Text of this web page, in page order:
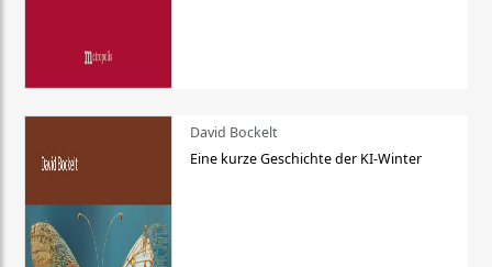
David Bockelt
Eine kurze Geschichte der KI-Winter